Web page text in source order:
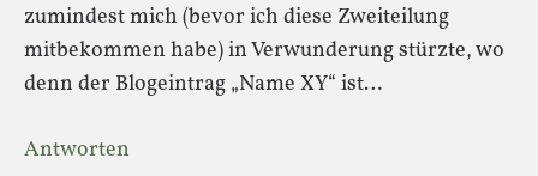
zumindest mich (bevor ich diese Zweiteilung
mitbekommen habe) in Verwunderung stürzte, wo
denn der Blogeintrag „Name XY“ ist…
Antworten